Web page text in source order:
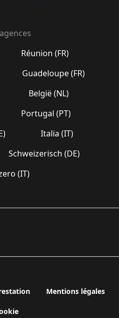
Réunion (FR)
Guadeloupe (FR)
België (NL)
Portugal (PT)
Italia (IT)
Schweizerisch (DE)
(IT)
Mentions légales